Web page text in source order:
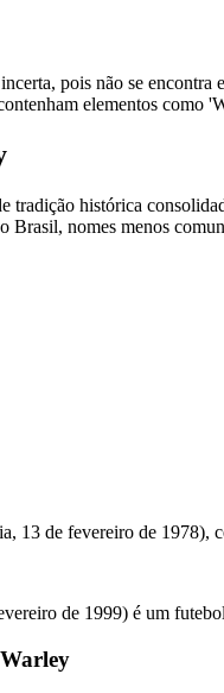
pois não se
elementos como
tradição histórica
nomes menos
13 de fevereiro de 1978),
de 1999) é um
Warley